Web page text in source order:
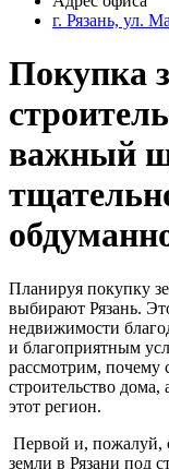
г. Рязань, ул.
Покупка
важный
Планируя покупку
выбирают Рязань.
недвижимости
и благоприятным
рассмотрим, почему
строительство дома,
этот регион.
Первой и, пожалуй,
земли в Рязани под